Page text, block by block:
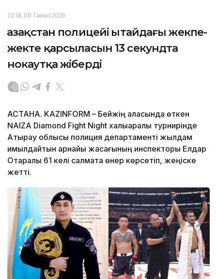
22:18, 08 Тамыз 2026
Қазақстан полицейі Қытайдағы жекпе-
жекте қарсыласын 13 секундта
нокаутқа жіберді
АСТАНА. KAZINFORM – Бейжің қаласында өткен
NAIZA Diamond Fight Night халықаралық турнирінде
Атырау облысы полиция департаменті жылдам
қимылдайтын арнайы жасағының инспекторы Елдар
Отаралы 61 келі салмақта өнер көрсетіп, жеңіске
жетті.